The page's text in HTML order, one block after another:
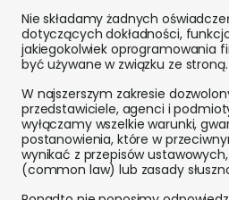
Nie składamy żadnych
dotyczących dokładności,
jakiegokolwiek oprogramowania
być używane w związku ze stroną.
W najszerszym zakresie
przedstawiciele, agenci i
wyłączamy wszelkie warunki,
postanowienia, które w
wynikać z przepisów
(common law) lub zasady